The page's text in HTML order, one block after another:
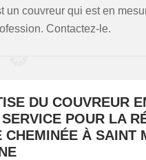
un couvreur qui est en
Contactez-le.
DU COUVREUR
POUR LA
CHEMINÉE À SAINT